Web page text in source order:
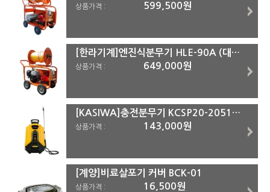
상품가격 : 599,500원
[한라기계]엔진식분무기 HLE-90A (대신택배)
상품가격 : 649,000원
[KASIWA]충전분무기 KCSP20-2051M #본체(착불)
상품가격 : 143,000원
[계양]비료살포기 커버 BCK-01
상품가격 : 16,500원